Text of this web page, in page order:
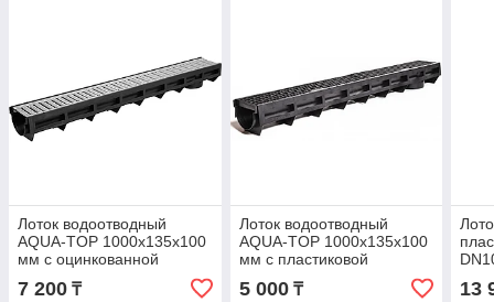
Лоток водоотводный
AQUA-TOP 1000x135x100
мм с оцинкованной
решеткой
7 200 ₸
Лоток водоотводный
AQUA-TOP 1000x135x100
мм с пластиковой
решеткой
5 000₸ 13